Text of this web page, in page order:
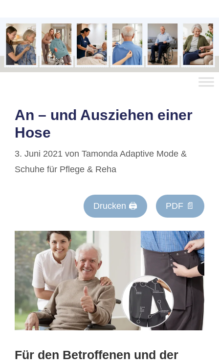
An – und Ausziehen einer
Hose
3. Juni 2021 von Tamonda Adaptive Mode &
Schuhe für Pflege & Reha
Drucken 🖨 PDF 📄
Für den Betroffenen und der